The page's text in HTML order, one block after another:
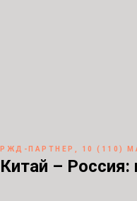
РЖД-ПАРТНЕР, 10 (110)
Китай – Россия: